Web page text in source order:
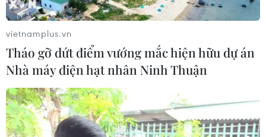
Ngoại giao khoa học-
công nghệ trở thành trụ cột mới của
nền đối ngoại Việt Nam
05/08/2026 14:56
Bế mạc Techfest Hải Phòng 2026:
Lan tỏa tinh thần đổi mới, khát vọng
phát triển
vietnamplus.vn
Tháo gỡ dứt điểm vướng mắc hiện hữu dự án
Nhà máy điện hạt nhân Ninh Thuận